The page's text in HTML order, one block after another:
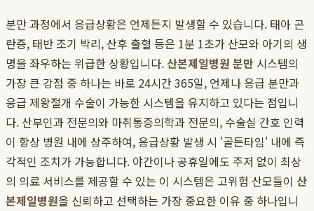
분만 과정에서 응급상황은 언제든지 발생할 수 있습니다. 태아 곤
란증, 태반 조기 박리, 산후 출혈 등은 1분 1초가 산모와 아기의 생
명을 좌우하는 위급한 상황입니다. 산본제일병원 분만 시스템의
가장 큰 강점 중 하나는 바로 24시간 365일, 언제나 응급 분만과
응급 제왕절개 수술이 가능한 시스템을 유지하고 있다는 점입니
다. 산부인과 전문의와 마취통증의학과 전문의, 수술실 간호 인력
이 항상 병원 내에 상주하여, 응급상황 발생 시 '골든타임' 내에 즉
각적인 조치가 가능합니다. 야간이나 공휴일에도 주저 없이 최상
의 의료 서비스를 제공할 수 있는 이 시스템은 고위험 산모들이 산
본제일병원을 신뢰하고 선택하는 가장 중요한 이유 중 하나입니